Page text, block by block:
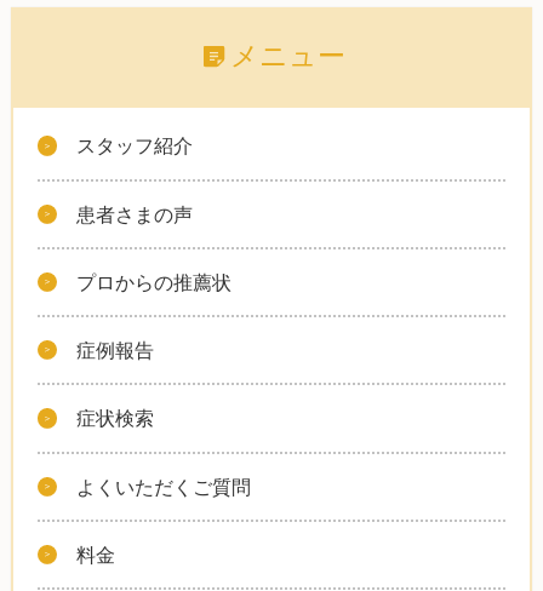
メニュー
スタッフ紹介
患者さまの声
プロからの推薦状
症例報告
症状検索
よくいただくご質問
料金